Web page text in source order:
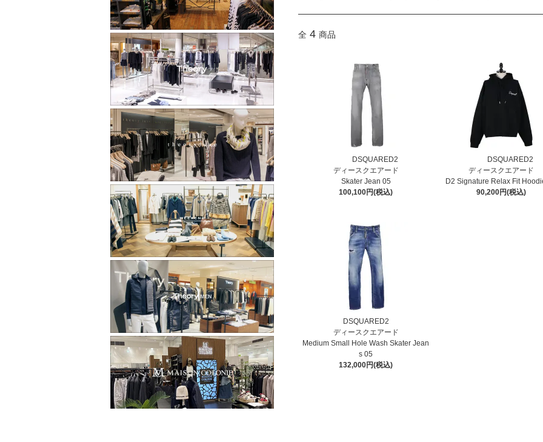
全 4 商品
DSQUARED2
ディースクエアード
Skater Jean 05
100,100円(税込)
DSQUARED2
ディースクエアード
D2 Signature Relax Fit
90,200円(税込)
DSQUARED2
ディースクエアード
Medium Small Hole Wash Skater Jean
s 05
132,000円(税込)